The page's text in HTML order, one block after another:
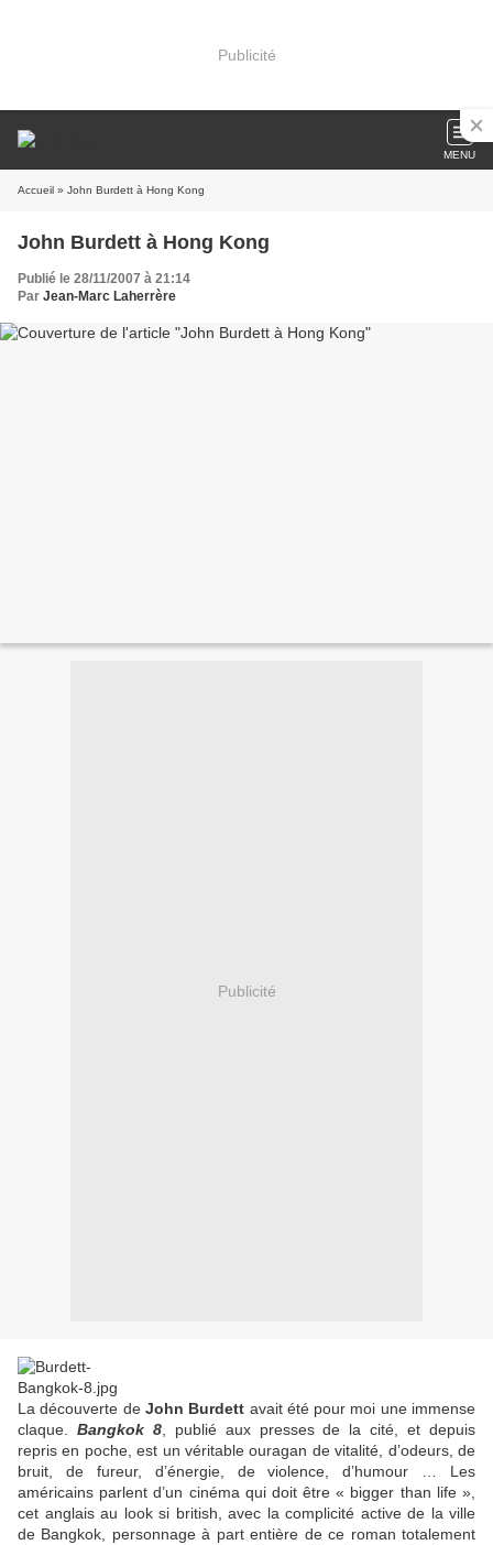
Publicité
MENU
Accueil » John Burdett à Hong Kong
John Burdett à Hong Kong
Publié le 28/11/2007 à 21:14
Par Jean-Marc Laherrère
Publicité
La découverte de John Burdett avait été pour moi une immense
claque. Bangkok 8, publié aux presses de la cité, et depuis
repris en poche, est un véritable ouragan de vitalité, d’odeurs, de
bruit, de fureur, d’énergie, de violence, d’humour … Les
américains parlent d’un cinéma qui doit être « bigger than life »,
cet anglais au look si british, avec la complicité active de la ville
de Bangkok, personnage à part entière de ce roman totalement